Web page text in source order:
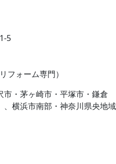
5
フォーム専門）
・茅ヶ崎市・平塚市・鎌倉
横浜市南部・神奈川県央地域